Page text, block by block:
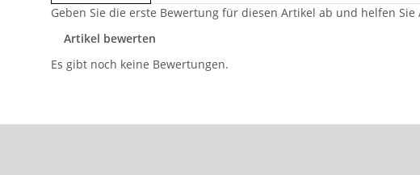
Geben Sie die erste Bewertung für diesen Artikel ab und helfen
Artikel bewerten
Es gibt noch keine Bewertungen.